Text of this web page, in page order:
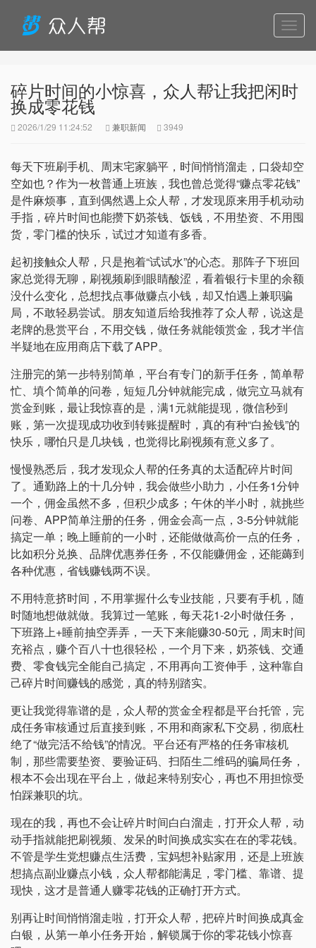
导
航
碎片时间的小惊喜，众人帮让我把闲时
换成零花钱
2026/1/29 11:24:52 兼职新闻 3949
每天下班刷手机、周末宅家躺平，时间悄悄溜走，口袋却空
空如也？作为一枚普通上班族，我也曾总觉得“赚点零花钱”
是件麻烦事，直到偶然遇上众人帮，才发现原来用手机动动
手指，碎片时间也能攒下奶茶钱、饭钱，不用垫资、不用囤
货，零门槛的快乐，试过才知道有多香。
起初接触众人帮，只是抱着“试试水”的心态。那阵子下班回
家总觉得无聊，刷视频刷到眼睛酸涩，看着银行卡里的余额
没什么变化，总想找点事做赚点小钱，却又怕遇上兼职骗
局，不敢轻易尝试。朋友知道后给我推荐了众人帮，说这是
老牌的悬赏平台，不用交钱，做任务就能领赏金，我才半信
半疑地在应用商店下载了APP。
注册完的第一步特别简单，平台有专门的新手任务，简单帮
忙、填个简单的问卷，短短几分钟就能完成，做完立马就有
赏金到账，最让我惊喜的是，满1元就能提现，微信秒到
账，第一次提现成功收到转账提醒时，真的有种“白捡钱”的
快乐，哪怕只是几块钱，也觉得比刷视频有意义多了。
慢慢熟悉后，我才发现众人帮的任务真的太适配碎片时间
了。通勤路上的十几分钟，我会做些小助力，小任务1分钟
一个，佣金虽然不多，但积少成多；午休的半小时，就挑些
问卷、APP简单注册的任务，佣金会高一点，3-5分钟就能
搞定一单；晚上睡前的一小时，还能做做高价一点的任务，
比如积分兑换、品牌优惠券任务，不仅能赚佣金，还能薅到
各种优惠，省钱赚钱两不误。
不用特意挤时间，不用掌握什么专业技能，只要有手机，随
时随地想做就做。我算过一笔账，每天花1-2小时做任务，
下班路上+睡前抽空弄弄，一天下来能赚30-50元，周末时间
充裕点，赚个百八十也很轻松，一个月下来，奶茶钱、交通
费、零食钱完全能自己搞定，不用再向工资伸手，这种靠自
己碎片时间赚钱的感觉，真的特别踏实。
更让我觉得靠谱的是，众人帮的赏金全程都是平台托管，完
成任务审核通过后直接到账，不用和商家私下交易，彻底杜
绝了“做完活不给钱”的情况。平台还有严格的任务审核机
制，那些需要垫资、要验证码、扫陌生二维码的骗局任务，
根本不会出现在平台上，做起来特别安心，再也不用担惊受
怕踩兼职的坑。
现在的我，再也不会让碎片时间白白溜走，打开众人帮，动
动手指就能把刷视频、发呆的时间换成实实在在的零花钱。
不管是学生党想赚点生活费，宝妈想补贴家用，还是上班族
想搞点副业赚点小钱，众人帮都能满足，零门槛、靠谱、提
现快，这才是普通人赚零花钱的正确打开方式。
别再让时间悄悄溜走啦，打开众人帮，把碎片时间换成真金
白银，从第一单小任务开始，解锁属于你的零花钱小惊喜